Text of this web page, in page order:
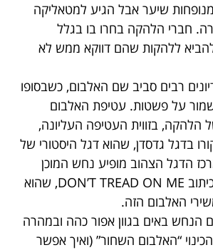
מנופחות שיער אבל הגיע למטאליקה
חברי הלהקה בחרו בו בגלל
ללהקות שהם דווקא ממש לא
רבים סביב שם האלבום, כשבסופו
על פשטות. עטיפת האלבום
הלהקה, בזווית העטיפה העליונה,
בדגל גדסדן, שהוא דגל היסטורי של
הדגל הצהוב מופיע נחש המוכן
להכיש ומתחתיו הכיתוב DON’T TREAD ON ME, שהוא
האלבום הזה.
הנחש באים בגוון אפור כהה ובמהרה
“האלבום השחור” (ואיך אפשר